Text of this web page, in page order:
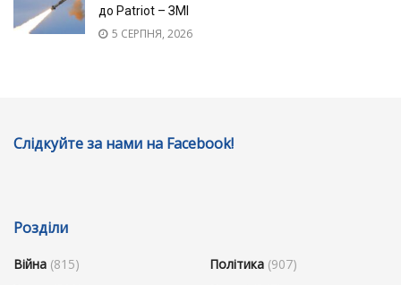
до Patriot – ЗМІ
5 СЕРПНЯ, 2026
Слідкуйте за нами на Facebook!
Розділи
Війна (815)
Політика (907)